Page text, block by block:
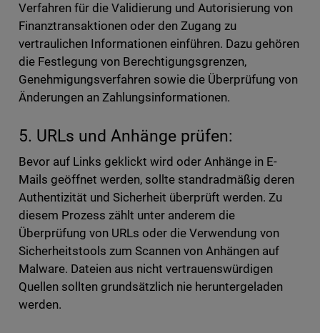
Verfahren für die Validierung und Autorisierung von
Finanztransaktionen oder den Zugang zu
vertraulichen Informationen einführen. Dazu gehören
die Festlegung von Berechtigungsgrenzen,
Genehmigungsverfahren sowie die Überprüfung von
Änderungen an Zahlungsinformationen.
5. URLs und Anhänge prüfen:
Bevor auf Links geklickt wird oder Anhänge in E-
Mails geöffnet werden, sollte standradmäßig deren
Authentizität und Sicherheit überprüft werden. Zu
diesem Prozess zählt unter anderem die
Überprüfung von URLs oder die Verwendung von
Sicherheitstools zum Scannen von Anhängen auf
Malware. Dateien aus nicht vertrauenswürdigen
Quellen sollten grundsätzlich nie heruntergeladen
werden.